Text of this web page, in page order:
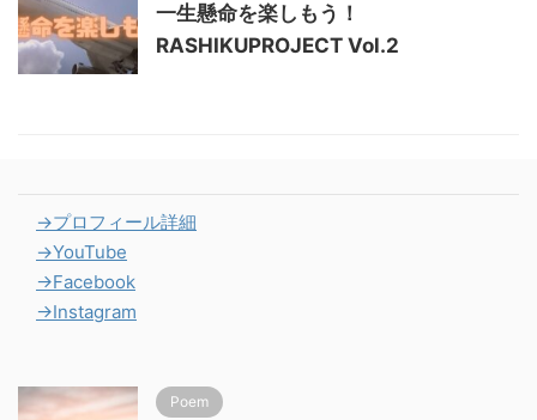
一生懸命を楽しもう！
RASHIKUPROJECT Vol.2
→プロフィール詳細
→YouTube
→Facebook
→Instagram
Poem